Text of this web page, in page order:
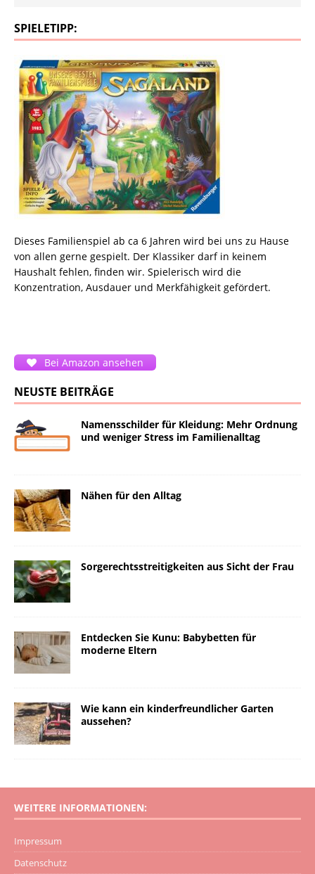
SPIELETIPP:
Dieses Familienspiel ab ca 6 Jahren wird bei uns zu Hause
von allen gerne gespielt. Der Klassiker darf in keinem
Haushalt fehlen, finden wir. Spielerisch wird die
Konzentration, Ausdauer und Merkfähigkeit gefördert.
Bei Amazon ansehen
NEUSTE BEITRÄGE
Namensschilder für Kleidung: Mehr Ordnung
und weniger Stress im Familienalltag
Nähen für den Alltag
Sorgerechtsstreitigkeiten aus Sicht der Frau
Entdecken Sie Kunu: Babybetten für
moderne Eltern
Wie kann ein kinderfreundlicher Garten
aussehen?
WEITERE INFORMATIONEN:
Impressum
Datenschutz